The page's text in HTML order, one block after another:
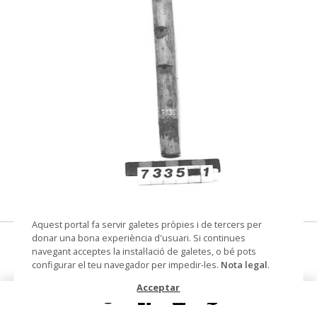
© Museu de les Terres de l'Ebre
flauta de canya
Datació 1958
Aquest portal fa servir galetes pròpies i de tercers per
donar una bona experiència d'usuari. Si continues
navegant acceptes la instal·lació de galetes, o bé pots
configurar el teu navegador per impedir-les. Nota legal.
Acceptar